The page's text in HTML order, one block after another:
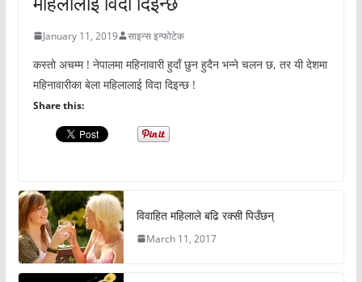
January 11, 2019 साइन्स इन्फोटेक
कस्तो अचम्म ! नेपालमा महिनावारी हुदाँ छुन हुदैन भन्ने चलन छ, तर यी देशमा
महिनावारीका बेला महिलालाई विदा दिइन्छ !
Share this:
विवाहित महिलाले बढि रक्सी पिउँछन्
March 11, 2017